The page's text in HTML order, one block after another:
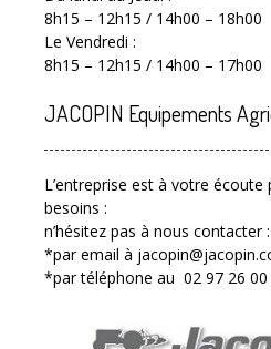
8h15 – 12h15 / 14h00 – 18h00
Le Vendredi :
8h15 – 12h15 / 14h00 – 17h00
JACOPIN Equipements
L’entreprise est à votre
besoins :
n’hésitez pas à nous contacter :
*par email à
*par téléphone au 02 97 26 00